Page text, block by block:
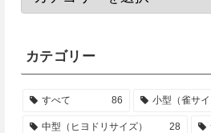
カテゴリー
すべて 86 小型（雀サイ
中型（ヒヨドリサイズ） 28